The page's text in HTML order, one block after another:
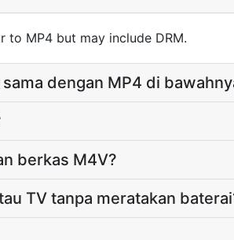
to MP4 but may include DRM.
dengan MP4 di
berkas M4V?
TV tanpa meratakan